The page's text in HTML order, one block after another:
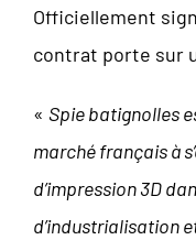
Officiellement
contrat porte sur
« Spie batignolles
marché français à
d’impression 3D
d’industrialisation